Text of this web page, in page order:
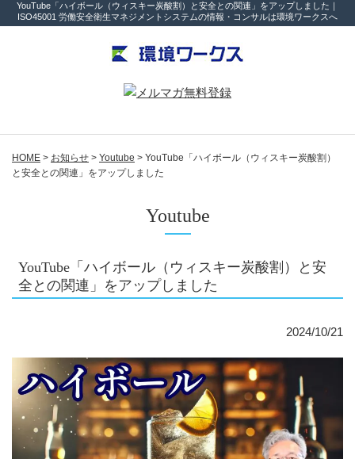
YouTube「ハイボール（ウィスキー炭酸割）と安全との関連」をアップしました｜
ISO45001 労働安全衛生マネジメントシステムの情報・コンサルは環境ワークスへ
HOME > お知らせ > Youtube > YouTube「ハイボール（ウィスキー炭酸割）
と安全との関連」をアップしました
Youtube
YouTube「ハイボール（ウィスキー炭酸割）と安
全との関連」をアップしました
2024/10/21